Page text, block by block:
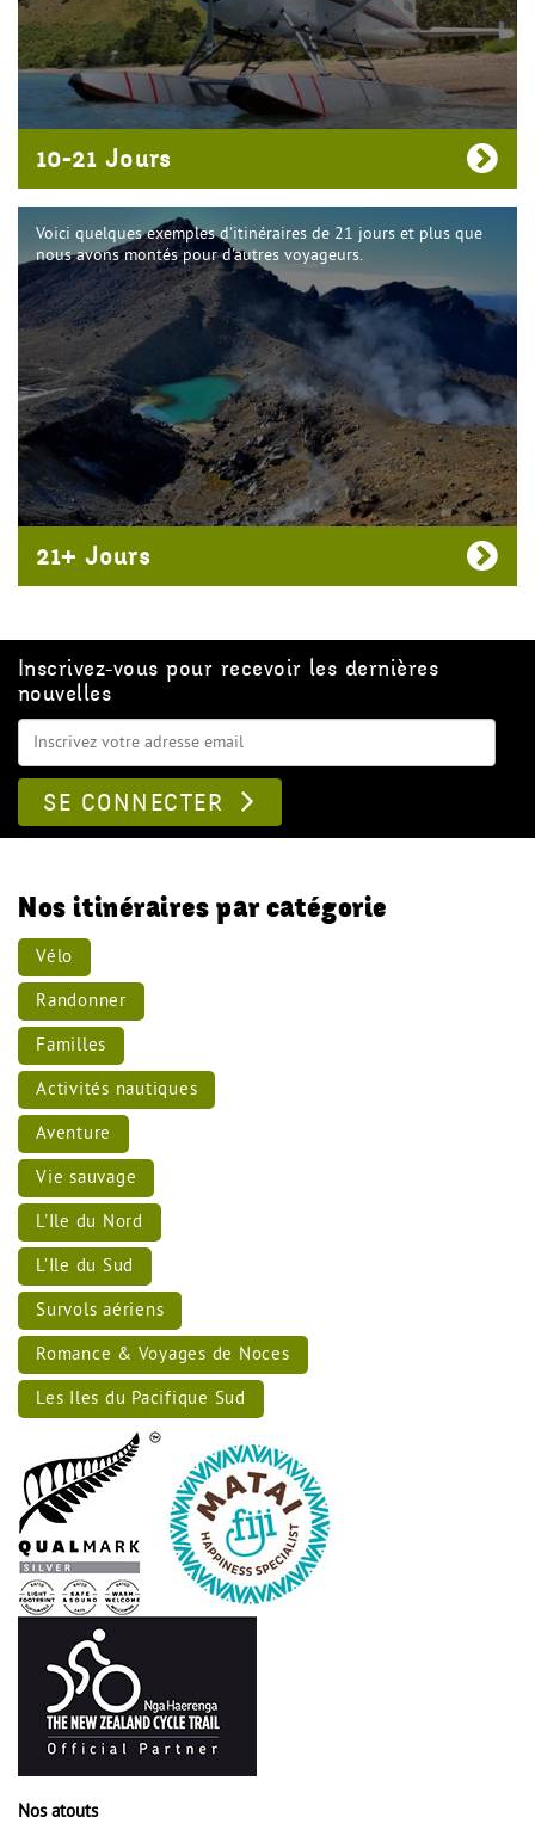
10-21 Jours
21+ Jours
Voici quelques exemples d'itinéraires de 21 jours et plus que
nous avons montés pour d'autres voyageurs.
Inscrivez-vous pour recevoir les dernières
nouvelles
SE CONNECTER
Nos itinéraires par catégorie
Vélo
Randonner
Familles
Activités nautiques
Aventure
Vie sauvage
L'Ile du Nord
L’Ile du Sud
Survols aériens
Romance & Voyages de Noces
Les Iles du Pacifique Sud
Nos atouts